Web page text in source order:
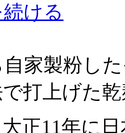
ける
家製粉し
打上げた
大正11年に